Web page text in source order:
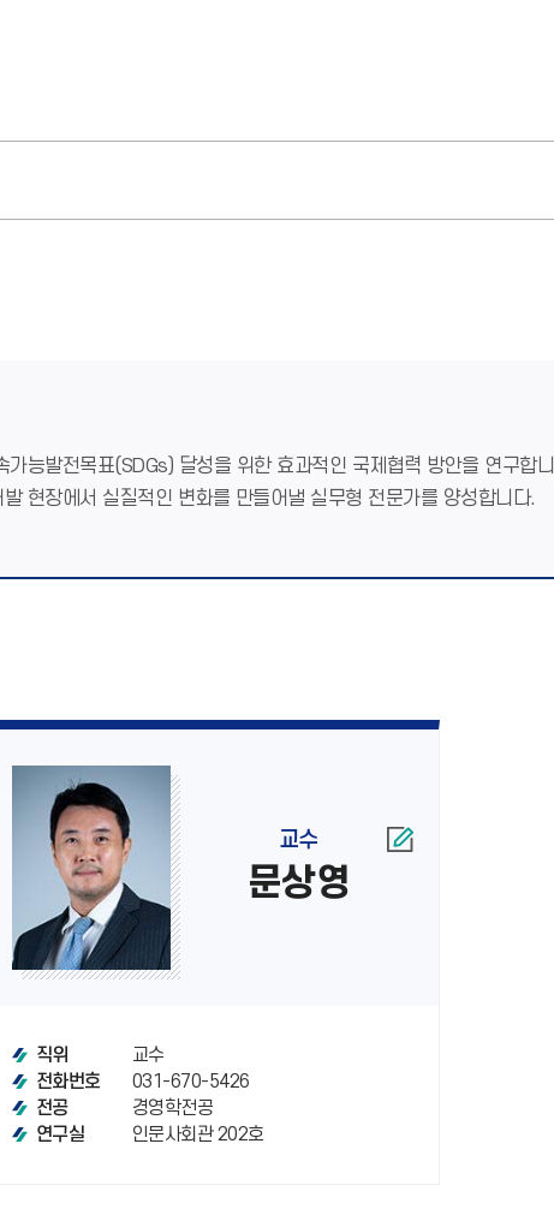
능발전목표(SDGs) 달성을 위한 효과적인 국제협력 방안을 연구합
현장에서 실질적인 변화를 만들어낼 실무형 전문가를 양성합니다.
교수
문상영
직위
교수
전화번호
031-670-5426
전공
경영학전공
연구실
인문사회관 202호